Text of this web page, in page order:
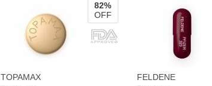
TOPAMAX
82%
OFF
FELDENE